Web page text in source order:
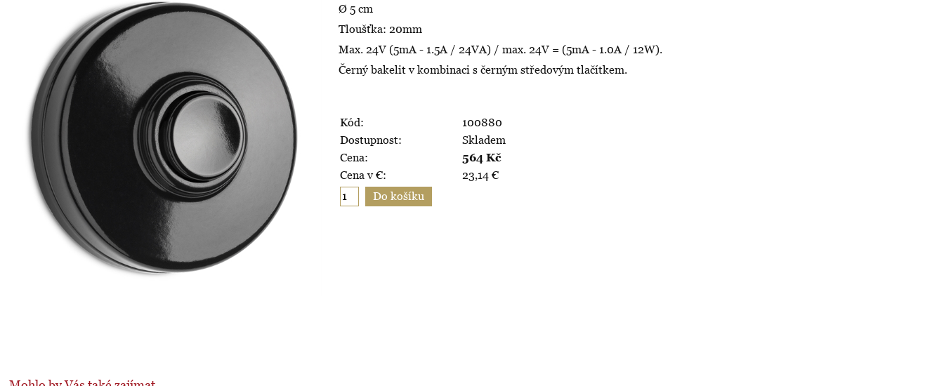
Ø 5 cm
Tloušťka: 20mm
Max. 24V (5mA - 1.5A / 24VA) / max. 24V = (5mA - 1.0A / 12W).
Černý bakelit v kombinaci s černým středovým tlačítkem.
Kód:
100880
Dostupnost:
Skladem
Cena:
564 Kč
Cena v €:
23,14 €